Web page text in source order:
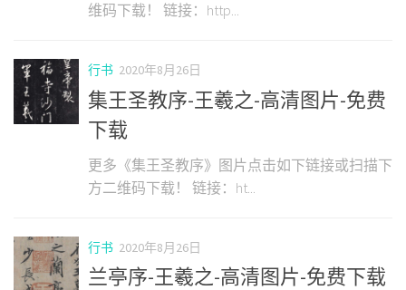
维码下载！ 链接：http...
行书 2020年8月26日
集王圣教序-王羲之-高清图片-免费
下载
更多《集王圣教序》图片点击如下链接或扫描下
方二维码下载！ 链接：ht...
行书 2020年8月26日
兰亭序-王羲之-高清图片-免费下载